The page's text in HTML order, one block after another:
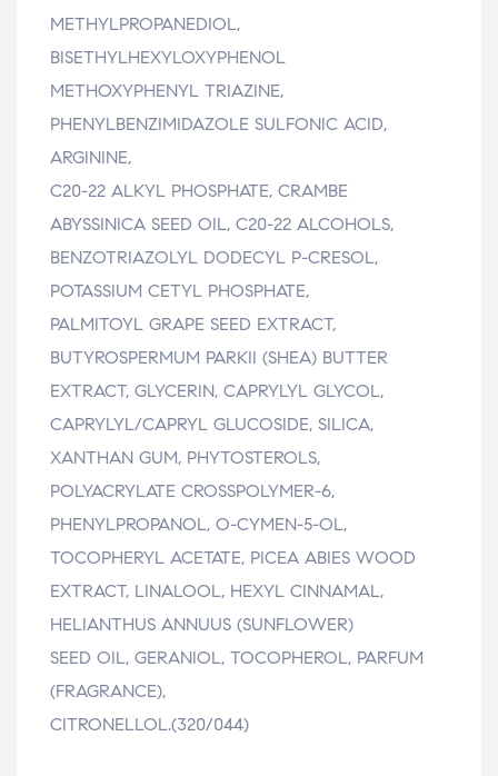
METHYLPROPANEDIOL,
BISETHYLHEXYLOXYPHENOL
METHOXYPHENYL TRIAZINE,
PHENYLBENZIMIDAZOLE SULFONIC ACID,
ARGININE,
C20-22 ALKYL PHOSPHATE, CRAMBE
ABYSSINICA SEED OIL, C20-22 ALCOHOLS,
BENZOTRIAZOLYL DODECYL P-CRESOL,
POTASSIUM CETYL PHOSPHATE,
PALMITOYL GRAPE SEED EXTRACT,
BUTYROSPERMUM PARKII (SHEA) BUTTER
EXTRACT, GLYCERIN, CAPRYLYL GLYCOL,
CAPRYLYL/CAPRYL GLUCOSIDE, SILICA,
XANTHAN GUM, PHYTOSTEROLS,
POLYACRYLATE CROSSPOLYMER-6,
PHENYLPROPANOL, O-CYMEN-5-OL,
TOCOPHERYL ACETATE, PICEA ABIES WOOD
EXTRACT, LINALOOL, HEXYL CINNAMAL,
HELIANTHUS ANNUUS (SUNFLOWER)
SEED OIL, GERANIOL, TOCOPHEROL, PARFUM
(FRAGRANCE),
CITRONELLOL.(320/044)